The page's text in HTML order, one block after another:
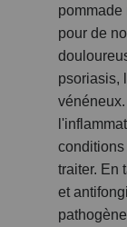
pommade
pour de
psoriasis,
conditions
traiter. En
et